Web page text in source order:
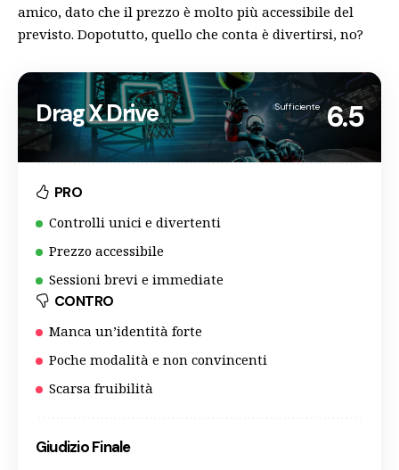
amico, dato che il prezzo è molto più accessibile del
previsto. Dopotutto, quello che conta è divertirsi, no?
Drag X Drive Sufficiente 6.5
PRO
Controlli unici e divertenti
Prezzo accessibile
Sessioni brevi e immediate
CONTRO
Manca un’identità forte
Poche modalità e non convincenti
Scarsa fruibilità
Giudizio Finale